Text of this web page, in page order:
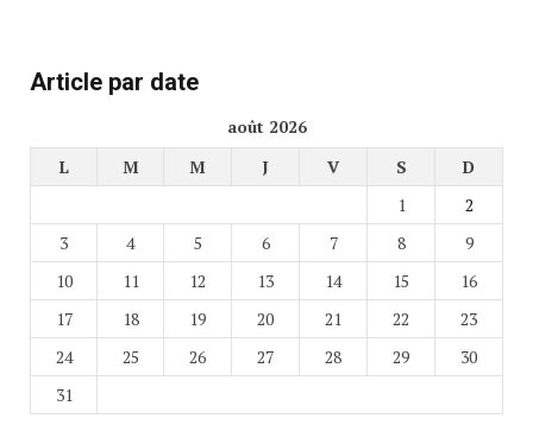
Article par date
août 2026
L
M M J V S
D
1
2
3
4 5 6 7 8
9
10
11 12 13 14 15
16
17
18 19 20 21 22
23
24
25 26 27 28 29
30
31